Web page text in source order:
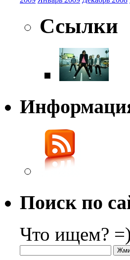
Ссылки
Поиск по
Что ищем?